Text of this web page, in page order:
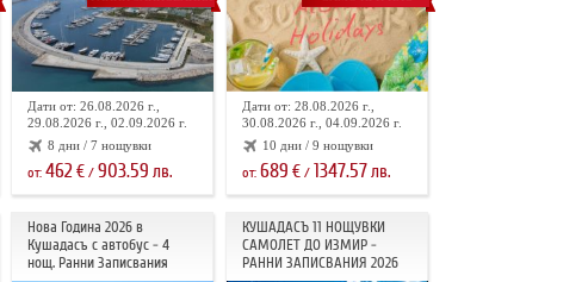
Дати от: 26.08.2026 г.,
29.08.2026 г., 02.09.2026 г.
8 дни / 7 нощувки
от: 462€/ 903.59 лв.
Дати от: 28.08.2026 г.,
30.08.2026 г., 04.09.2026 г.
10 дни / 9 нощувки
от: 689 €/ 1347.57лв.
Нова Година 2026 в
Кушадасъ с автобус - 4
нощ. Ранни Записвания
КУШАДАСЪ 11 НОЩУВКИ
САМОЛЕТ ДО ИЗМИР -
РАННИ ЗАПИСВАНИЯ 2026